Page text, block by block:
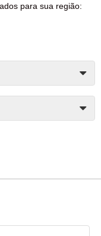
para sua região: